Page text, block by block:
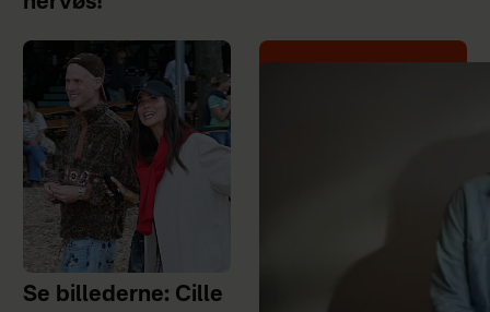
Se billederne: Cille